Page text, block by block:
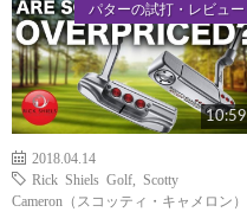
パターの試打・レビュー
10:59
2018.04.14
Rick Shiels Golf
Scotty
Cameron（スコッティ・キャメロン）